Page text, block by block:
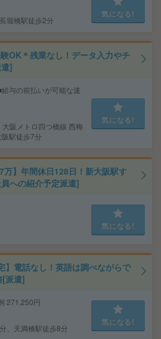
堀橋駅徒歩2分
気になる!
OK＊残業なし！データ入力やチ
]
与の前払いが可能な速
阪メトロ四つ橋線 西梅
駅徒歩7分
気になる!
万】年間休日128日！新大阪駅す
への紹介予定派遣]
気になる!
】電話なし！英語は調べながらで
[派遣]
271,250円
、天満橋駅徒歩8分
気になる!